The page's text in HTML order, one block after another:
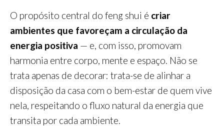
O propósito central do feng shui é criar
ambientes que favoreçam a circulação da
energia positiva — e, com isso, promovam
harmonia entre corpo, mente e espaço. Não se
trata apenas de decorar: trata-se de alinhar a
disposição da casa com o bem-estar de quem vive
nela, respeitando o fluxo natural da energia que
transita por cada ambiente.